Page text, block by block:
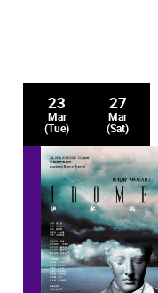
23
Mar
(Tue)
27
Mar
(Sat)